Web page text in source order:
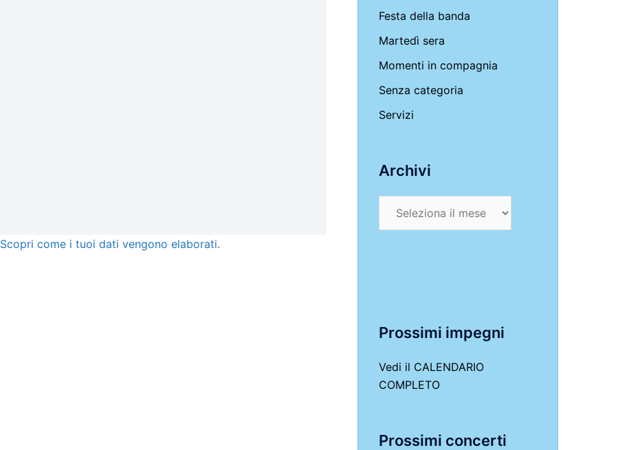
Scopri come i tuoi dati vengono elaborati.
Festa della banda
Martedì sera
Momenti in compagnia
Senza categoria
Servizi
Archivi
Prossimi impegni
Vedi il CALENDARIO
COMPLETO
Prossimi concerti